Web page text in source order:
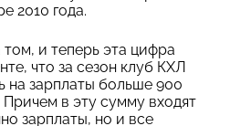
2010 года.
и теперь эта цифра
что за сезон клуб КХЛ
на зарплаты больше 900
в эту сумму входят
зарплаты, но и все